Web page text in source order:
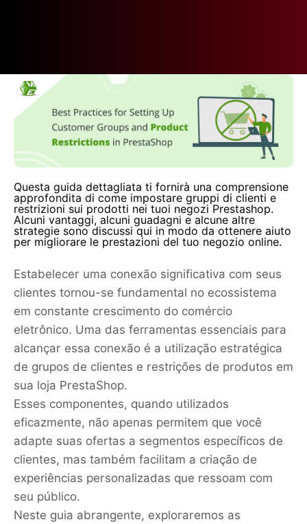
Questa guida dettagliata ti fornirà una comprensione
approfondita di come impostare gruppi di clienti e
restrizioni sui prodotti nei tuoi negozi Prestashop.
Alcuni vantaggi, alcuni guadagni e alcune altre
strategie sono discussi qui in modo da ottenere aiuto
per migliorare le prestazioni del tuo negozio online.
Estabelecer uma conexão significativa com seus
clientes tornou-se fundamental no ecossistema
em constante crescimento do comércio
eletrônico. Uma das ferramentas essenciais para
alcançar essa conexão é a utilização estratégica
de grupos de clientes e restrições de produtos em
sua loja PrestaShop.
Esses componentes, quando utilizados
eficazmente, não apenas permitem que você
adapte suas ofertas a segmentos específicos de
clientes, mas também facilitam a criação de
experiências personalizadas que ressoam com
seu público.
Neste guia abrangente, exploraremos as